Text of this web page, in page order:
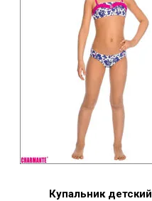
Купальник детский